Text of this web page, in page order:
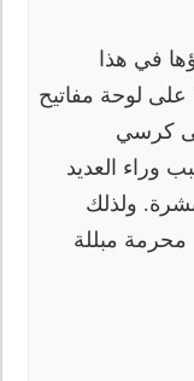
في هذا
على لوحة مفاتيح
كرسي
وراء العديد
ولذلك
مبللة